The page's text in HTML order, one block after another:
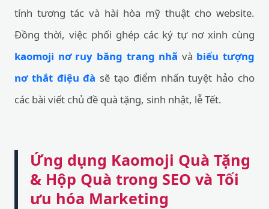
tính tương tác và hài hòa mỹ thuật cho website.
Đồng thời, việc phối ghép các ký tự nơ xinh cùng
kaomoji nơ ruy băng trang nhã và biểu tượng
nơ thắt điệu đà sẽ tạo điểm nhấn tuyệt hảo cho
các bài viết chủ đề quà tặng, sinh nhật, lễ Tết.
Ứng dụng Kaomoji Quà Tặng
& Hộp Quà trong SEO và Tối
ưu hóa Marketing